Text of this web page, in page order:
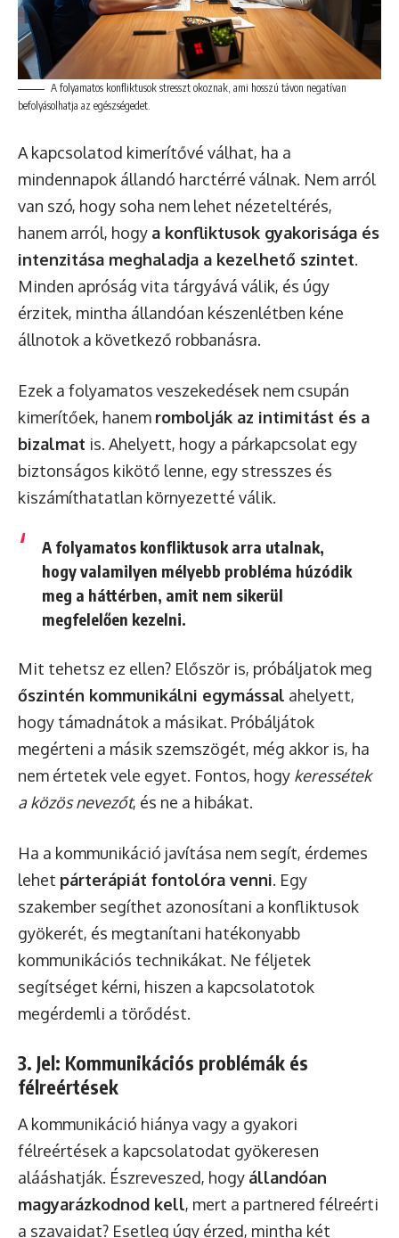
A folyamatos konfliktusok stresszt okoznak, ami hosszú távon negatívan
befolyásolhatja az egészségedet.
A kapcsolatod kimerítővé válhat, ha a
mindennapok állandó harctérré válnak. Nem arról
van szó, hogy soha nem lehet nézeteltérés,
hanem arról, hogy a konfliktusok gyakorisága és
intenzitása meghaladja a kezelhető szintet.
Minden apróság vita tárgyává válik, és úgy
érzitek, mintha állandóan készenlétben kéne
állnotok a következő robbanásra.
Ezek a folyamatos veszekedések nem csupán
kimerítőek, hanem rombolják az intimitást és a
bizalmat is. Ahelyett, hogy a párkapcsolat egy
biztonságos kikötő lenne, egy stresszes és
kiszámíthatatlan környezetté válik.
A folyamatos konfliktusok arra utalnak,
hogy valamilyen mélyebb probléma húzódik
meg a háttérben, amit nem sikerül
megfelelően kezelni.
Mit tehetsz ez ellen? Először is, próbáljatok meg
őszintén kommunikálni egymással ahelyett,
hogy támadnátok a másikat. Próbáljátok
megérteni a másik szemszögét, még akkor is, ha
nem értetek vele egyet. Fontos, hogy keressétek
a közös nevezőt, és ne a hibákat.
Ha a kommunikáció javítása nem segít, érdemes
lehet párterápiát fontolóra venni. Egy
szakember segíthet azonosítani a konfliktusok
gyökerét, és megtanítani hatékonyabb
kommunikációs technikákat. Ne féljetek
segítséget kérni, hiszen a kapcsolatotok
megérdemli a törődést.
3. Jel: Kommunikációs problémák és
félreértések
A kommunikáció hiánya vagy a gyakori
félreértések a kapcsolatodat gyökeresen
alááshatják. Észreveszed, hogy állandóan
magyarázkodnod kell, mert a partnered félreérti
a szavaidat? Esetleg úgy érzed, mintha két